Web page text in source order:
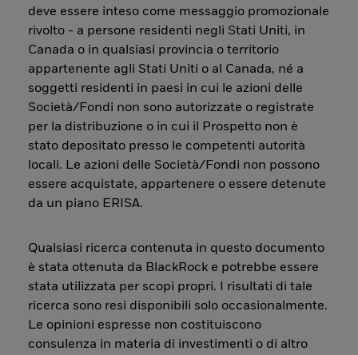
deve essere inteso come messaggio promozionale
rivolto - a persone residenti negli Stati Uniti, in
Canada o in qualsiasi provincia o territorio
appartenente agli Stati Uniti o al Canada, né a
soggetti residenti in paesi in cui le azioni delle
Società/Fondi non sono autorizzate o registrate
per la distribuzione o in cui il Prospetto non è
stato depositato presso le competenti autorità
locali. Le azioni delle Società/Fondi non possono
essere acquistate, appartenere o essere detenute
da un piano ERISA.
Qualsiasi ricerca contenuta in questo documento
è stata ottenuta da BlackRock e potrebbe essere
stata utilizzata per scopi propri. I risultati di tale
ricerca sono resi disponibili solo occasionalmente.
Le opinioni espresse non costituiscono
consulenza in materia di investimenti o di altro